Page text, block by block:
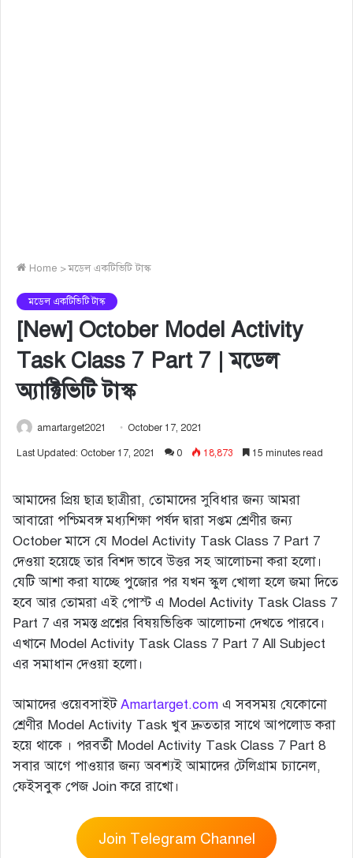
Home >মডেল একটিভিটি টাস্ক
মডেল একটিভিটি টাস্ক
[New] October Model Activity
Task Class 7 Part 7 | মডেল
অ্যাক্টিভিটি টাস্ক
amartarget2021 October 17, 2021
Last Updated: October 17, 2021 0 18,873 15 minutes read
আমাদের প্রিয় ছাত্র ছাত্রীরা, তোমাদের সুবিধার জন্য আমরা
আবারো পশ্চিমবঙ্গ মধ্যশিক্ষা পর্ষদ দ্বারা সপ্তম শ্রেণীর জন্য
October মাসে যে Model Activity Task Class 7 Part 7
দেওয়া হয়েছে তার বিশদ ভাবে উত্তর সহ আলোচনা করা হলো।
যেটি আশা করা যাচ্ছে পুজোর পর যখন স্কুল খোলা হলে জমা দিতে
হবে আর তোমরা এই পোস্ট এ Model Activity Task Class 7
Part 7 এর সমস্ত প্রশ্নের বিষয়ভিত্তিক আলোচনা দেখতে পারবে।
এখানে Model Activity Task Class 7 Part 7 All Subject
এর সমাধান দেওয়া হলো।
আমাদের ওয়েবসাইটAmartarget.com এ সবসময় যেকোনো
শ্রেণীর Model Activity Task খুব দ্রুততার সাথে আপলোড করা
হয়ে থাকে । পরবর্তী Model Activity Task Class 7 Part 8
সবার আগে পাওয়ার জন্য অবশ্যই আমাদের টেলিগ্রাম চ্যানেল,
ফেইসবুক পেজ Join করে রাখো।
Join Telegram Channel